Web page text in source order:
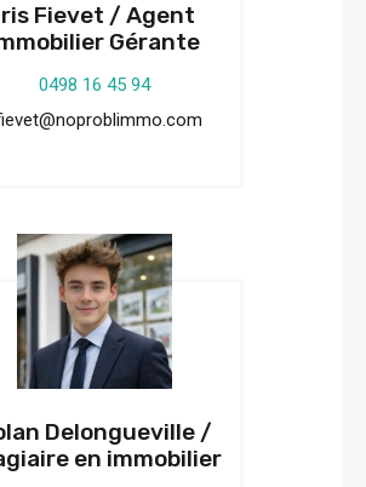
Fievet / Agent
Gérante
0498 16 45 94
Delongueville /
en immobilier